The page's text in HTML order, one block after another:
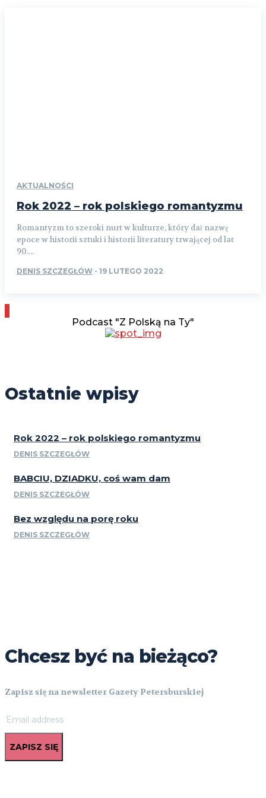
AKTUALNOŚCI
Rok 2022 – rok polskiego romantyzmu
Romantyzm to szeroki nurt w kulturze, który dał nazwę
epoce w historii sztuki i historii literatury trwającej od lat
90....
DENIS SZCZEGŁÓW - 19 LUTEGO 2022
Podcast "Z Polską na Ty"
Ostatnie wpisy
Rok 2022 – rok polskiego romantyzmu
DENIS SZCZEGŁÓW
BABCIU, DZIADKU, coś wam dam
DENIS SZCZEGŁÓW
Bez względu na porę roku
DENIS SZCZEGŁÓW
Chcesz być na bieżąco?
Zapisz się na newsletter Gazety Petersburskiej
ZAPISZ SIĘ